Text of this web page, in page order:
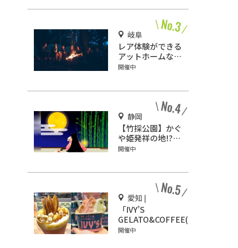
岐阜
レア体験ができる
アットホームなキ
ャンプ場「ネイチ
開催中
静岡
【竹採公園】かぐ
や姫発祥の地!?お
じいさんがかぐや
開催中
愛知 |
「IVY’S
GELATO&COFFEE(ア
イビーズ ジェラート
開催中